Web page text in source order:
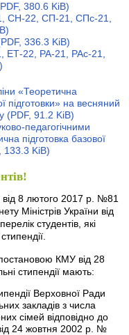
380.6 KiB)
СН-22, СП-21, СПс-21,
336.3 KiB)
ЕТ-22, РА-21, РАс-21,
«Теоретична
підготовки» на весняний
(PDF, 91.2 KiB)
педагогічними
підготовка базової
133.3 KiB)
від 8 лютого 2017 р. №81
Міністрів України від
студентів, які
постановою КМУ від 28
стипендії мають:
Верховної Ради
закладів з числа
сімей відповідно до
24 жовтня 2002 р. №